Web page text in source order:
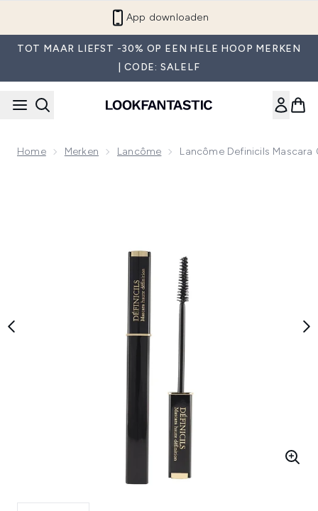
App downloaden
TOT MAAR LIEFST -30% OP EEN HELE HOOP MERKEN
| CODE: SALELF
Home Merken Lancôme Lancôme Definicils Mascara